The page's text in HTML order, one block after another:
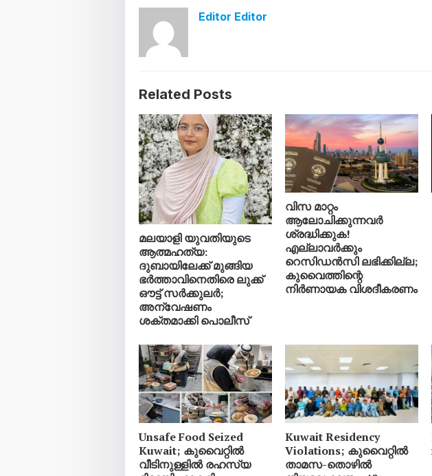
Editor Editor
Related Posts
മലയാളി യുവതിയുടെ
ആത്മഹത്യ:
ദുബായിലേക്ക് മുങ്ങിയ
ഭർത്താവിനെതിരെ ലുക്ക്
ഔട്ട് സർക്കുലർ;
അന്വേഷണം
ശക്തമാക്കി പൊലീസ്
വിസ മാറ്റം
ആലോചിക്കുന്നവർ
ശ്രദ്ധിക്കുക!
എല്ലാവർക്കും
റെസിഡൻസി ലഭിക്കില്ല;
കുവൈത്തിന്റെ
നിർണായക വിശദീകരണം
Unsafe Food Seized
Kuwait; കുവൈറ്റിൽ
വീടിനുള്ളിൽ രഹസ്യ
Kuwait Residency
Violations; കുവൈറ്റിൽ
താമസ-തൊഴിൽ